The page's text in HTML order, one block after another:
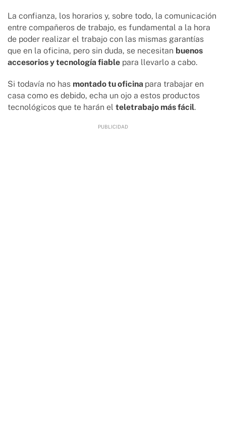
La confianza, los horarios y, sobre todo, la comunicación
entre compañeros de trabajo, es fundamental a la hora
de poder realizar el trabajo con las mismas garantías
que en la oficina, pero sin duda, se necesitan buenos
accesorios y tecnología fiable para llevarlo a cabo.
Si todavía no has montado tu oficina para trabajar en
casa como es debido, echa un ojo a estos productos
tecnológicos que te harán el teletrabajo más fácil.